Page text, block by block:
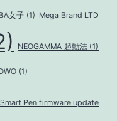
女子 (1) Mega Brand LTD
NEOGAMMA 起動法 (1)
(1)
Pen firmware update